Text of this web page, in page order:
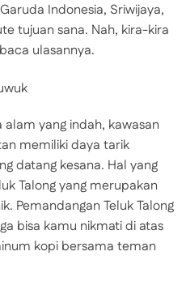
Indonesia, Sriwijaya,
tujuan sana. Nah, kira-kira
ulasannya.
yang indah, kawasan
memiliki daya tarik
datang kesana. Hal yang
Talong yang merupakan
Pemandangan Teluk Talong
bisa kamu nikmati di atas
kopi bersama teman